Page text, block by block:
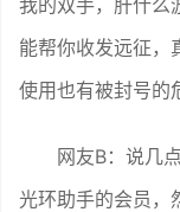
我的双手，肝什么
能帮你收发远征，
使用也有被封号的
网友B：说几
光环助手的会员，